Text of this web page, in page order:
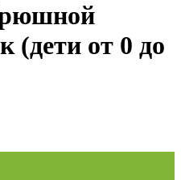
(дети от 0 до